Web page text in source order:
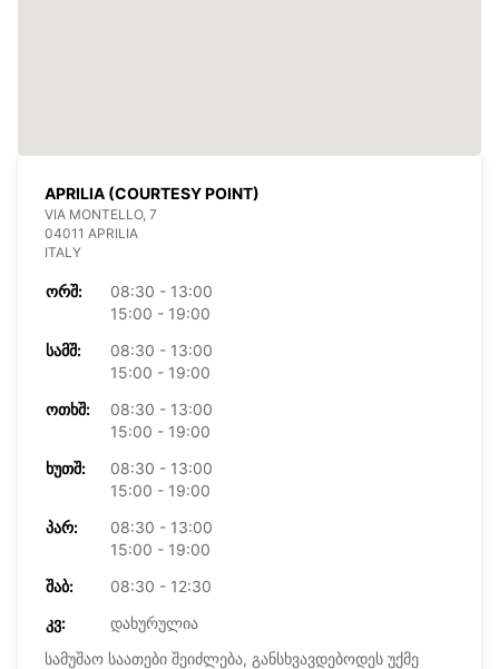
APRILIA (COURTESY POINT)
VIA MONTELLO, 7
04011 APRILIA
ITALY
ᲝᲠᲨ:
08:30 - 13:00
15:00 - 19:00
ᲡᲐᲛᲨ:
08:30 - 13:00
15:00 - 19:00
ᲝᲗᲮᲨ:
08:30 - 13:00
15:00 - 19:00
ᲮᲣᲗᲨ:
08:30 - 13:00
15:00 - 19:00
ᲞᲐᲠ:
08:30 - 13:00
15:00 - 19:00
ᲨᲐᲑ:
08:30 - 12:30
ᲙᲕ:
დახურულია
სამუშაო საათები შეიძლება, განსხვავდებოდეს უქმე